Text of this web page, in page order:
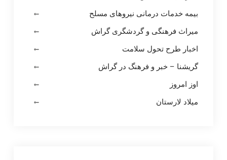
بیمه خدمات درمانی نیروهای مسلح
میراث فرهنگی و گردشگری گراش
اخبار طرح تحول سلامت
گریشنا – خبر و فرهنگ در گراش
اوز امروز
میلاد لارستان